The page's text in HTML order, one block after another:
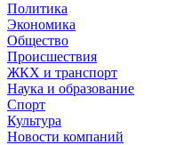
Политика
Экономика
Общество
Происшествия
ЖКХ и транспорт
Наука и образование
Спорт
Культура
Новости компаний